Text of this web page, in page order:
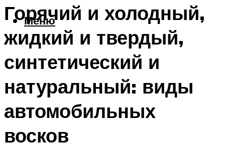
Меню
Горячий и холодный,
жидкий и твердый,
синтетический и
натуральный: виды
автомобильных
восков